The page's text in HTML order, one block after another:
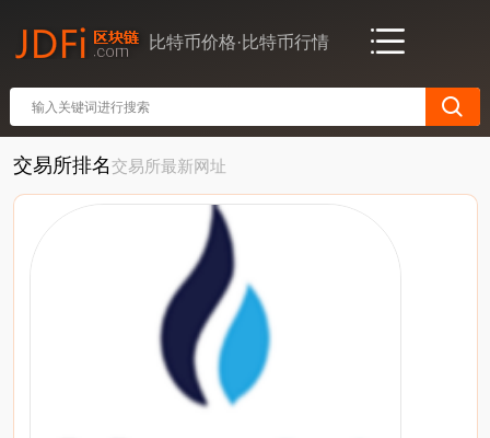
比特币价格·比特币行情
交易所排名交易所最新网址